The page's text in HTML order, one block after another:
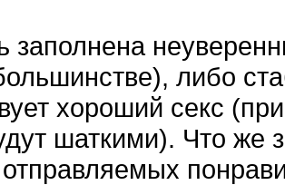
заполнена
либо
хороший секс
шаткими). Что же